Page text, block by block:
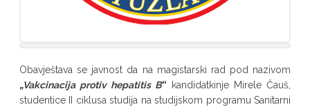
Obavještava se javnost da na magistarski rad pod nazivom
„Vakcinacija protiv hepatitis B“ kandidatkinje Mirele Čauš,
studentice II ciklusa studija na studijskom programu Sanitarni